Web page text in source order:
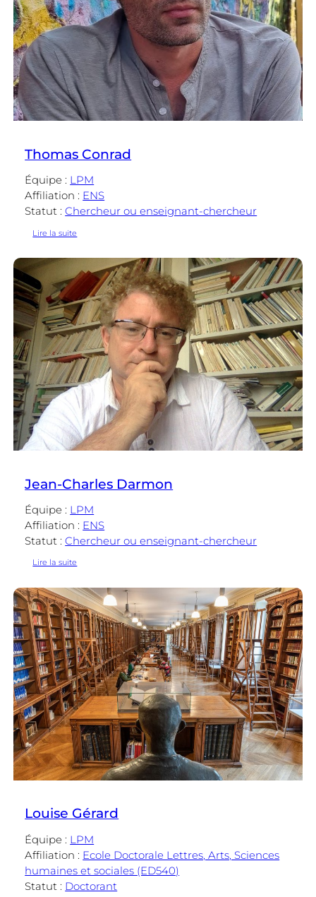
Thomas Conrad
Équipe : LPM
Affiliation : ENS
Statut :Chercheur ou enseignant-chercheur
Lire la suite
Jean-Charles Darmon
Équipe : LPM
Affiliation : ENS
Statut :Chercheur ou enseignant-chercheur
Lire la suite
Darmon
Louise Gérard
Équipe : LPM
Affiliation : Ecole Doctorale Lettres, Arts, Sciences
humaines et sociales (ED540)
Statut : Doctorant